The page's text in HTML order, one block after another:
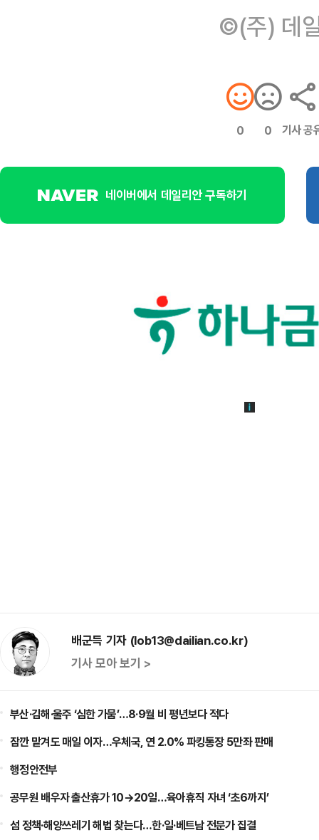
©(주) 데
0 0 기사 공
네이버에서 데일리안 구독하기
배군득 기자 (lob13@dailian.co.kr)
기사 모아 보기 >
부산·김해·울주 ‘심한 가뭄’…8·9월 비 평년보다 적다
잠깐 맡겨도 매일 이자…우체국, 연 2.0% 파킹통장 5만좌 판매
행정안전부
공무원 배우자 출산휴가 10→20일…육아휴직 자녀 ‘초6까지’
섬 정책·해양쓰레기 해법 찾는다…한·일·베트남 전문가 집결